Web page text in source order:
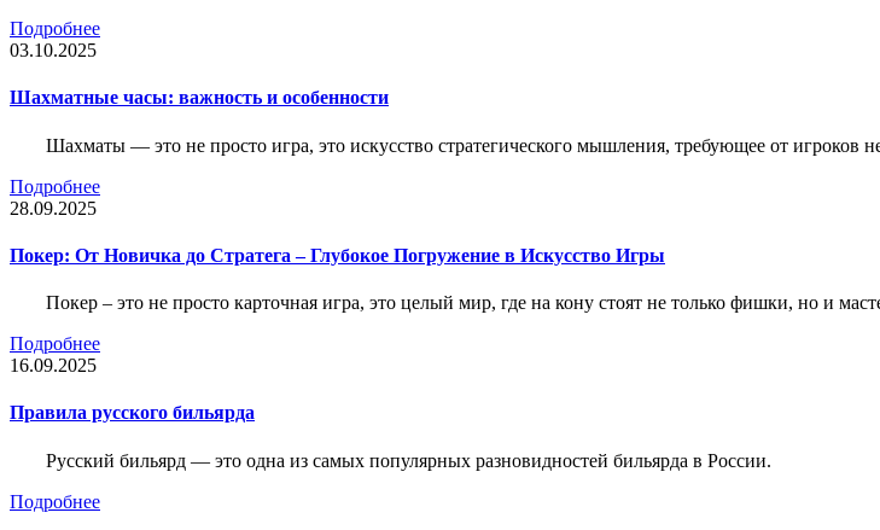
Подробнее
03.10.2025
Шахматные часы: важность и особенности
Шахматы — это не просто игра, это искусство стратегического мышления, требующее от игроков
Подробнее
28.09.2025
Покер: От Новичка до Стратега – Глубокое Погружение в Искусство Игры
Покер – это не просто карточная игра, это целый мир, где на кону стоят не только фишки, но и
Подробнее
16.09.2025
Правила русского бильярда
Русский бильярд — это одна из самых популярных разновидностей бильярда в России.
Подробнее